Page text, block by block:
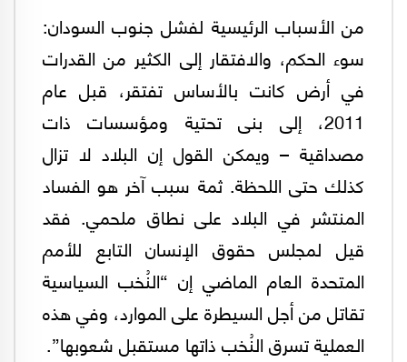
من الأسباب الرئيسية لفشل جنوب السودان:
سوء الحكم، والافتقار إلى الكثير من القدرات
في أرض كانت بالأساس تفتقر، قبل عام
2011، إلى بنى تحتية ومؤسسات ذات
مصداقية – ويمكن القول إن البلاد لا تزال
كذلك حتى اللحظة. ثمة سبب آخر هو الفساد
المنتشر في البلاد على نطاق ملحمي. فقد
قيل لمجلس حقوق الإنسان التابع للأمم
المتحدة العام الماضي إن “النُخب السياسية
تقاتل من أجل السيطرة على الموارد، وفي هذه
العملية تسرق النُخب ذاتها مستقبل شعوبها”.